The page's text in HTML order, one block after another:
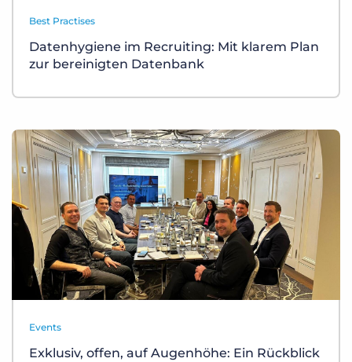
Best Practises
Datenhygiene im Recruiting: Mit klarem Plan
zur bereinigten Datenbank
Events
Exklusiv, offen, auf Augenhöhe: Ein Rückblick